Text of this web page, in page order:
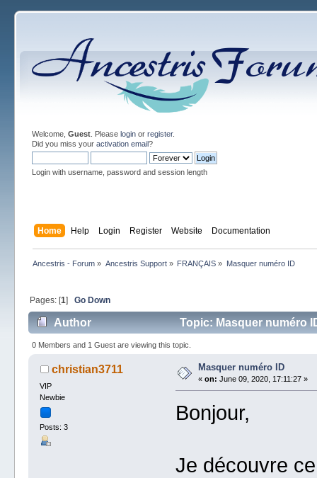
Welcome, Guest. Please loginor register.
Did you miss your activation email?
Login with username, password and session length
Home Help Login Register Website Documentation
Ancestris - Forum » Ancestris Support» FRANÇAIS » Masquer numéro ID
Pages: [1] Go Down
Author Topic: Masquer numéro
0 Members and 1 Guest are viewing this topic.
christian3711
VIP
Newbie
Posts: 3
Masquer numéro ID
«on: June 09, 2020, 17:11:27 »
Bonjour,
Je découvre